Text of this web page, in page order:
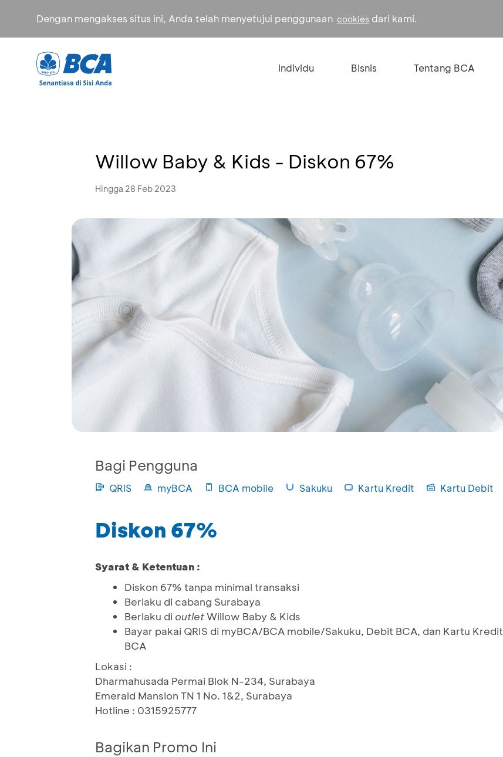
Dengan mengakses situs ini, Anda telah menyetujui penggunaan cookies dari kami.
Individu Bisnis Tentang BCA
Willow Baby & Kids - Diskon 67%
Hingga 28 Feb 2023
Bagi Pengguna
QRIS myBCA BCA mobile Sakuku Kartu Kredit Kartu Debit
Diskon 67%
Syarat & Ketentuan :
Diskon 67% tanpa minimal transaksi
Berlaku di cabang Surabaya
Berlaku di outletWillow Baby & Kids
Bayar pakai QRIS di myBCA/BCA mobile/Sakuku, Debit BCA, dan Kartu Kredit
BCA
Lokasi :
Dharmahusada Permai Blok N-234, Surabaya
Emerald Mansion TN 1 No. 1&2, Surabaya
Hotline : 0315925777
Bagikan Promo Ini